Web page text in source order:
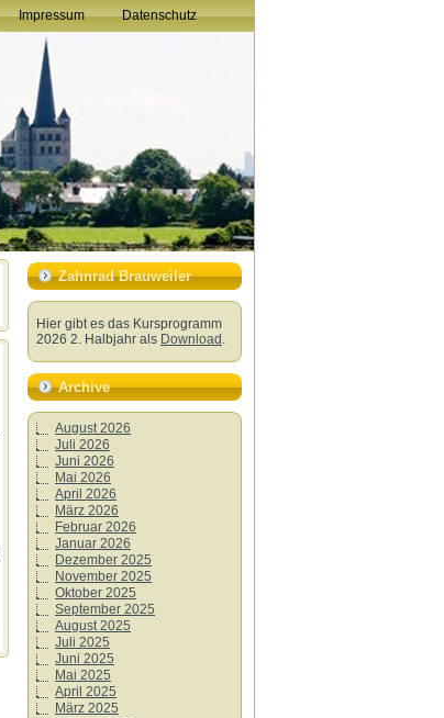
Impressum Datenschutz
Zahnrad Brauweiler
Hier gibt es das Kursprogramm
2026 2. Halbjahr als Download .
Archive
August 2026
Juli 2026
Juni 2026
Mai 2026
April 2026
März 2026
Februar 2026
Januar 2026
Dezember 2025
November 2025
Oktober 2025
September 2025
August 2025
Juli 2025
Juni 2025
Mai 2025
April 2025
März 2025